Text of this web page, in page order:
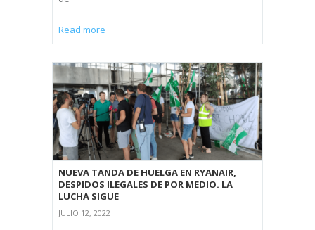
Read more
NUEVA TANDA DE HUELGA EN RYANAIR,
DESPIDOS ILEGALES DE POR MEDIO. LA
LUCHA SIGUE
JULIO 12, 2022